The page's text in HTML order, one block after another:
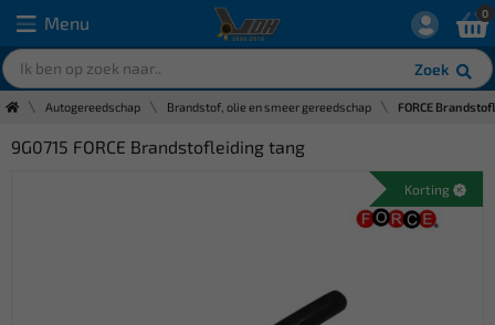
Menu
Zoek
0
Autogereedschap Brandstof, olie en smeer gereedschap FORCE
9G0715 FORCE Brandstofleiding tang
Korting